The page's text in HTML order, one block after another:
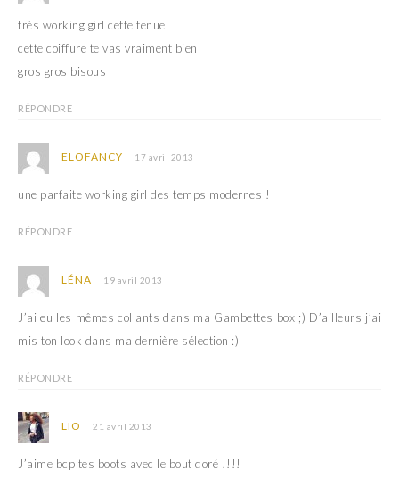
très working girl cette tenue
cette coiffure te vas vraiment bien
gros gros bisous
RÉPONDRE
ELOFANCY 17 avril 2013
une parfaite working girl des temps modernes !
RÉPONDRE
LÉNA 19 avril 2013
J’ai eu les mêmes collants dans ma Gambettes box ;) D’ailleurs j’ai
mis ton look dans ma dernière sélection :)
RÉPONDRE
LIO 21 avril 2013
J’aime bcp tes boots avec le bout doré !!!!